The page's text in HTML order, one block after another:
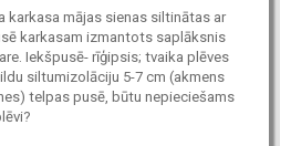
karkasa mājas sienas siltinātas ar
karkasam izmantots saplāksnis
Iekšpusē- rīģipsis; tvaika plēves
siltumizolāciju 5-7 cm (akmens
telpas pusē, būtu nepieciešams